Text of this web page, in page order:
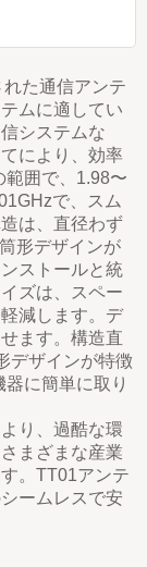
た通信アンテ
ムに適してい
システムな
により、効率
範囲で、1.98〜
で、スム
は、 直径わず
形デザインが
ストールと統
ズは、スペー
減します。 デ
ます。構造直
デザインが特徴
に簡単に取り
り、過酷な環
まざまな産業
。 TT01アンテ
ームレスで安